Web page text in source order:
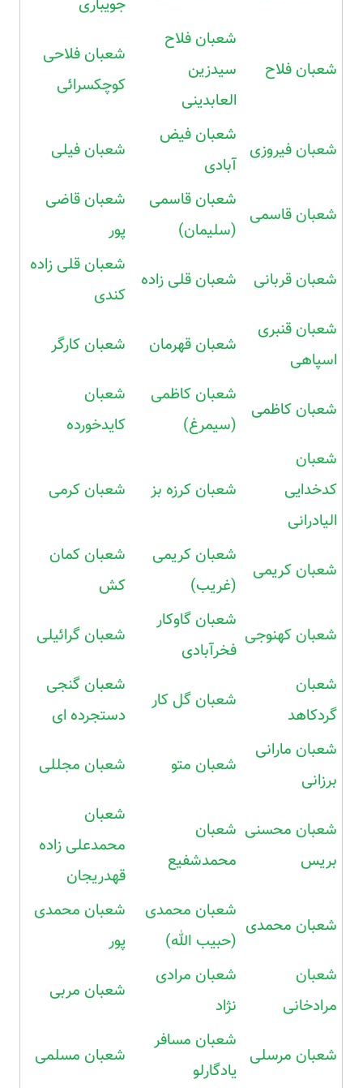
شعبان فلاح
شعبان فلاح
سیدزین
العابدینی
شعبان فلاحی
کوچکسرائی
شعبان فیروزی
شعبان فیض
آبادی
شعبان فیلی
شعبان قاسمی
شعبان قاسمی
(سلیمان)
شعبان قاضی
پور
شعبان قربانی شعبان قلی زاده
شعبان قلی زاده
کندی
شعبان قنبری
اسپاهی
شعبان قهرمان شعبان کارگر
شعبان کاظمی
شعبان کاظمی
(سیمرغ)
شعبان
کایدخورده
شعبان
کدخدایی
الیادرانی
شعبان کرزه بز شعبان کرمی
شعبان کریمی
شعبان کریمی
(غریب)
شعبان کمان
کش
شعبان کهنوجی
شعبان گاوکار
فخرآبادی
شعبان گرائیلی
شعبان
گردکاهد
شعبان گل کار
شعبان گنجی
دستجرده ای
شعبان مارانی
برزانی
شعبان متو شعبان مجللی
شعبان محسنی
بریس
شعبان
محمدشفیع
شعبان
محمدعلی زاده
قهدریجان
شعبان محمدی
شعبان محمدی
(حبیب الله)
شعبان محمدی
پور
شعبان
مرادخانی
شعبان مرادی
نژاد
شعبان مربی
شعبان مرسلی
شعبان مسافر
یادگارلو
شعبان مسلمی